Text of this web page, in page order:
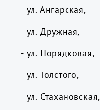
- ул. Ангарская,
- ул. Дружная,
- ул. Порядковая,
- ул. Толстого,
- ул. Стахановская,